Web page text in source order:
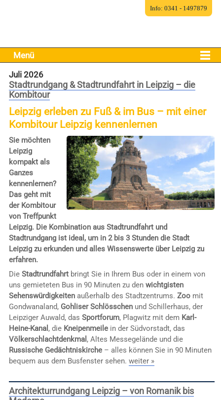
Menü
Juli 2026
Stadtrundgang & Stadtrundfahrt in Leipzig – die
Kombitour
Leipzig erleben zu Fuß & im Bus – mit einer
Kombitour Leipzig kennenlernen
Sie möchten
Leipzig
kompakt als
Ganzes
kennenlernen?
Das geht mit
der Kombitour
von Treffpunkt
Leipzig. Die Kombination aus Stadtrundfahrt und
Stadtrundgang ist ideal, um in 2 bis 3 Stunden die Stadt
Leipzig zu erkunden und alles Wissenswerte über Leipzig zu
erfahren.
Die Stadtrundfahrtbringt Sie in Ihrem Bus oder in einem von
uns gemieteten Bus in 90 Minuten zu den wichtgisten
Sehenswürdigkeitenaußerhalb des Stadtzentrums. Zoomit
Gondwanaland, Gohliser Schlösschenund Schillerhaus, der
Leipziger Auwald, das Sportforum, Plagwitz mit dem Karl-
Heine-Kanal , die Kneipenmeilein der Südvorstadt, das
Völkerschlachtdenkmal , Altes Messegelände und die
Russische Gedächtniskirche– alles können Sie in 90 Minuten
bequem aus dem Busfenster sehen. weiter »
Architekturrundgang Leipzig – von Romanik bis
Info: 0341 - 1497879